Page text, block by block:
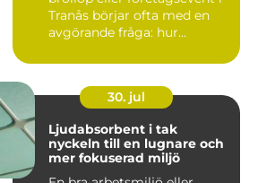
Tranås börjar ofta med en
avgörande fråga: hur...
30. jul
Ljudabsorbent i tak
nyckeln till en lugnare och
mer fokuserad miljö